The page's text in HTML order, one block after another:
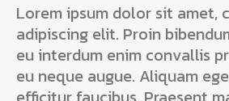
Lorem ipsum dolor sit amet,
adipiscing elit. Proin
eu interdum enim convallis
eu neque augue. Aliquam